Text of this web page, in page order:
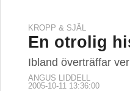
KROPP & SJÄL
En otrolig
Ibland överträffar
ANGUS LIDDELL
2005-10-11 13:36:00